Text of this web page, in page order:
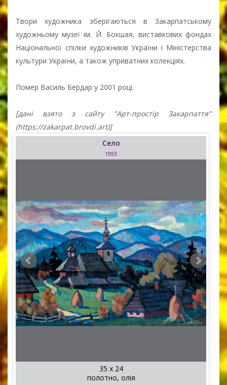
Твори художника зберігаються в Закарпатському
художньому музеї ім. Й. Бокшая, виставкових фондах
Національної спілки художників України і Міністерства
культури України, а також уприватних колекціях.
Помер Василь Бердар у 2001 році.
[дані взято з сайту "Арт-простір Закарпаття"
(https://zakarpat.brovdi.art)]
Село
1993
35 x 24
полотно, олія